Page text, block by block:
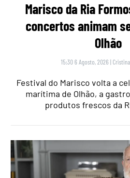
Marisco da Ria
concertos animam
Olhão
15:30 6 Agosto, 2026 |
Festival do Marisco volta a
marítima de Olhão, a
produtos frescos da